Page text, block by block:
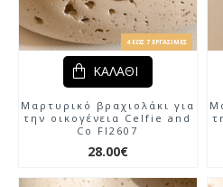
4 ΈΩΣ 7 ΕΡΓΆΣΙΜΕΣ
Μαρτυρικό βραχιολάκι για
την οικογένεια Celfie and
Co Fl2607
28.00€
ΚΑΛΆΘΙ